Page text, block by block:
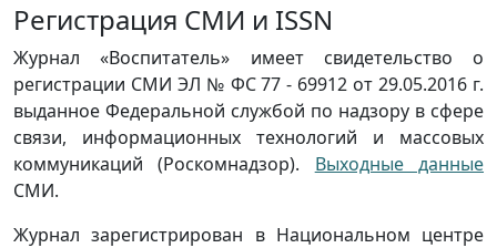
Регистрация СМИ и ISSN
Журнал «Воспитатель» имеет свидетельство о
регистрации СМИ ЭЛ № ФС 77 - 69912 от 29.05.2016 г.
выданное Федеральной службой по надзору в сфере
связи, информационных технологий и массовых
коммуникаций (Роскомнадзор). Выходные данные
СМИ.
Журнал зарегистрирован в Национальном центре